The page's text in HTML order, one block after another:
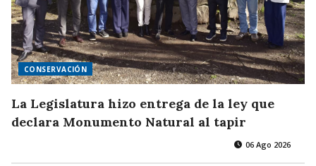
CONSERVACIÓN
La Legislatura hizo entrega de la ley que
declara Monumento Natural al tapir
06 Ago 2026